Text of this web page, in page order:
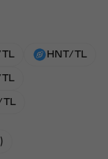
TL HNT/TL
TL